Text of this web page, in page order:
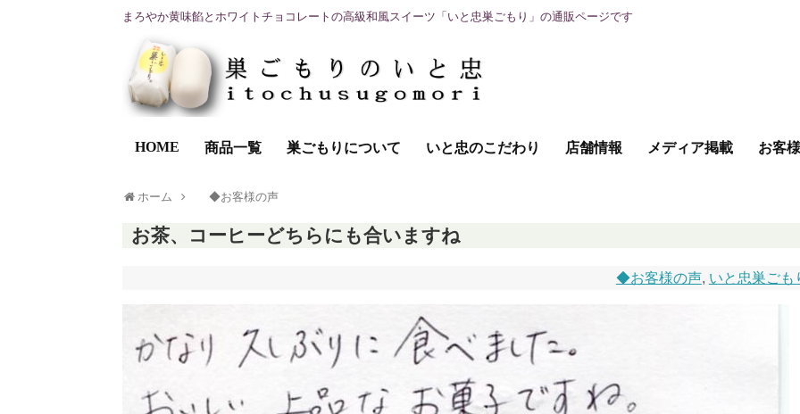
まろやか黄味餡とホワイトチョコレートの高級和風スイーツ「いと忠巣ごもり」の通販ページです
HOME 商品一覧 巣ごもりについて いと忠のこだわり 店舗情報 メディア掲載 お客
ホーム ◆お客様の声
お茶、コーヒーどちらにも合いますね
◆お客様の声, いと忠巣ごも